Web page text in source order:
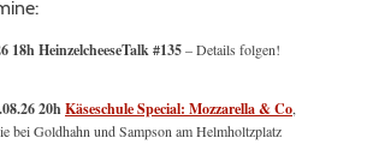
18h HeinzelcheeseTalk #135– Details folgen!
20hKäseschule Special: Mozzarella & Co
bei Goldhahn und Sampson am Helmholtzplatz